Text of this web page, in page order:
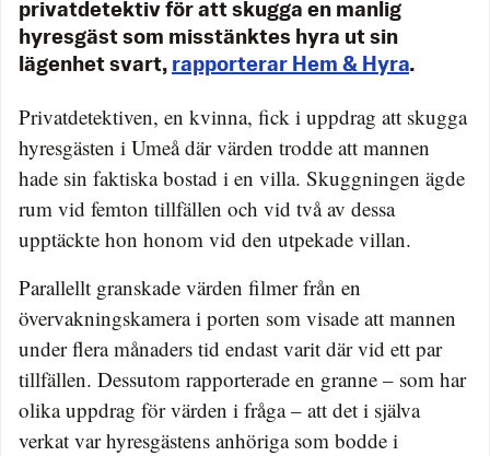
privatdetektiv för att skugga en manlig
hyresgäst som misstänktes hyra ut sin
lägenhet svart, rapporterar Hem & Hyra.
Privatdetektiven, en kvinna, fick i uppdrag att skugga
hyresgästen i Umeå där värden trodde att mannen
hade sin faktiska bostad i en villa. Skuggningen ägde
rum vid femton tillfällen och vid två av dessa
upptäckte hon honom vid den utpekade villan.
Parallellt granskade värden filmer från en
övervakningskamera i porten som visade att mannen
under flera månaders tid endast varit där vid ett par
tillfällen. Dessutom rapporterade en granne – som har
olika uppdrag för värden i fråga – att det i själva
verkat var hyresgästens anhöriga som bodde i